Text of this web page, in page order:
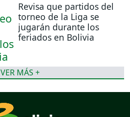
Revisa que partidos del
torneo de la Liga se
jugarán durante los
feriados en Bolivia
VER MÁS +